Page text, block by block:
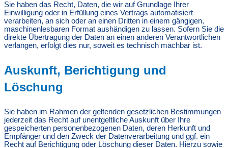
Sie haben das Recht, Daten, die wir auf Grundlage Ihrer
Einwilligung oder in Erfüllung eines Vertrags automatisiert
verarbeiten, an sich oder an einen Dritten in einem gängigen,
maschinenlesbaren Format aushändigen zu lassen. Sofern Sie die
direkte Übertragung der Daten an einen anderen Verantwortlichen
verlangen, erfolgt dies nur, soweit es technisch machbar ist.
Auskunft, Berichtigung und
Löschung
Sie haben im Rahmen der geltenden gesetzlichen Bestimmungen
jederzeit das Recht auf unentgeltliche Auskunft über Ihre
gespeicherten personenbezogenen Daten, deren Herkunft und
Empfänger und den Zweck der Datenverarbeitung und ggf. ein
Recht auf Berichtigung oder Löschung dieser Daten. Hierzu sowie